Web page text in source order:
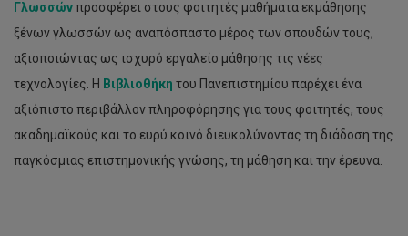
Γλωσσώνπροσφέρει στους φοιτητές μαθήματα εκμάθησης
ξένων γλωσσών ως αναπόσπαστο μέρος των σπουδών τους,
αξιοποιώντας ως ισχυρό εργαλείο μάθησης τις νέες
τεχνολογίες. Η Βιβλιοθήκη του Πανεπιστημίου παρέχει ένα
αξιόπιστο περιβάλλον πληροφόρησης για τους φοιτητές, τους
ακαδημαϊκούς και το ευρύ κοινό διευκολύνοντας τη διάδοση της
παγκόσμιας επιστημονικής γνώσης, τη μάθηση και την έρευνα.